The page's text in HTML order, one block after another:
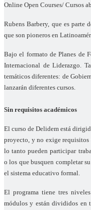
Online Open Courses/ Cursos
Rubens Barbery, que es parte
que son pioneros en
Bajo el formato de Planes de
Internacional de Liderazgo.
temáticos diferentes: de
lanzarán diferentes cursos.
Sin requisitos académicos
El curso de Delidem está
proyecto, y no exige requisitos
lo tanto pueden participar
o los que busquen completar
el sistema educativo formal.
El programa tiene tres
módulos y están divididos en